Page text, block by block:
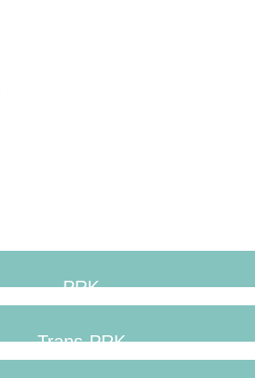
PRK
Trans-PRK